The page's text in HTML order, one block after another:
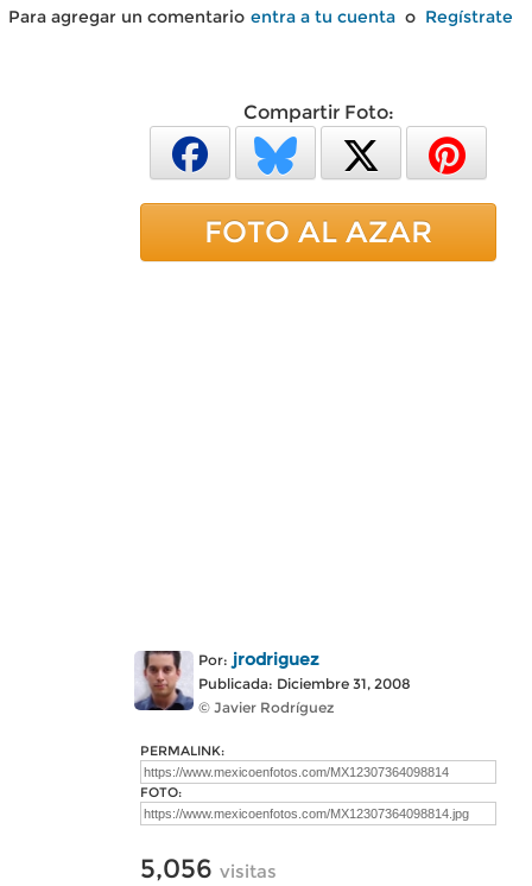
Para agregar un comentario entra a tu cuenta o Regístrate
Compartir Foto:
FOTO AL AZAR
Por: jrodriguez
Publicada: Diciembre 31, 2008
© Javier Rodríguez
PERMALINK:
FOTO:
5,056 visitas